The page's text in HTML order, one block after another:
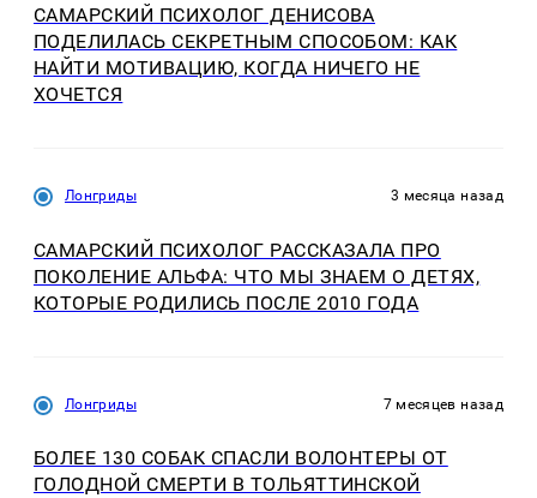
САМАРСКИЙ ПСИХОЛОГ ДЕНИСОВА
ПОДЕЛИЛАСЬ СЕКРЕТНЫМ СПОСОБОМ: КАК
НАЙТИ МОТИВАЦИЮ, КОГДА НИЧЕГО НЕ
ХОЧЕТСЯ
Лонгриды 3 месяца назад
САМАРСКИЙ ПСИХОЛОГ РАССКАЗАЛА ПРО
ПОКОЛЕНИЕ АЛЬФА: ЧТО МЫ ЗНАЕМ О ДЕТЯХ,
КОТОРЫЕ РОДИЛИСЬ ПОСЛЕ 2010 ГОДА
Лонгриды 7 месяцев назад
БОЛЕЕ 130 СОБАК СПАСЛИ ВОЛОНТЕРЫ ОТ
ГОЛОДНОЙ СМЕРТИ В ТОЛЬЯТТИНСКОЙ